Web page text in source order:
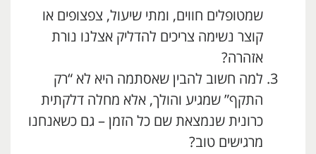
שמטופלים חווים, ומתי שיעול, צפצופים או
קוצר נשימה צריכים להדליק אצלנו נורת
אזהרה?
למה חשוב להבין שאסתמה היא לא “רק
התקף” שמגיע והולך, אלא מחלה דלקתית
כרונית שנמצאת שם כל הזמן – גם כשאנחנו
מרגישים טוב?